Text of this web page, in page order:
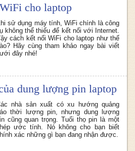
cho laptop
sử dụng máy tính, WiFi chính là công
không thể thiếu để kết nối với Internet.
cách kết nối WiFi cho laptop như thế
Hãy cùng tham khảo ngay bài viết
đây nhé!
dung lượng pin laptop
nhà sản xuất có xu hướng quảng
thời lượng pin, nhưng dung lượng
cũng quan trọng. Tuổi thọ pin là một
ước tính. Nó không cho bạn biết
xác những gì bạn đang nhận được.